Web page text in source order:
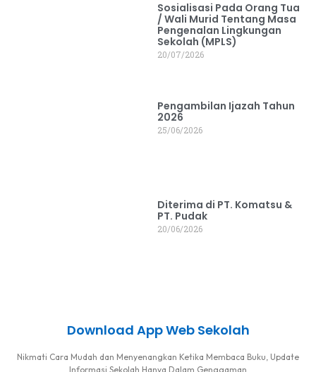
Sosialisasi Pada Orang Tua
/ Wali Murid Tentang Masa
Pengenalan Lingkungan
Sekolah (MPLS)
20/07/2026
Pengambilan Ijazah Tahun
2026
25/06/2026
Diterima di PT. Komatsu &
PT. Pudak
20/06/2026
Download App Web Sekolah
Nikmati Cara Mudah dan Menyenangkan Ketika Membaca Buku, Update
Informasi Sekolah Hanya Dalam Genggaman